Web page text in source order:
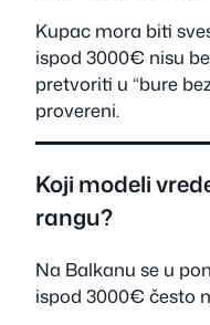
Kupac mora biti
ispod 3000€ nisu
pretvoriti u “bure
provereni.
Koji modeli
rangu?
Na Balkanu se u
ispod 3000€ često